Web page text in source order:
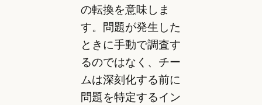
の転換を意味しま
す。問題が発生した
ときに手動で調査す
るのではなく、チー
ムは深刻化する前に
問題を特定するイン